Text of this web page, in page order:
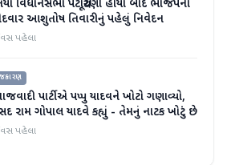
વિધાનસભા પેટાચૂંટણી હાર્યા બાદ ભાજપના
આશુતોષ તિવારીનું પહેલું નિવેદન
પહેલા
પાર્ટીએ પપ્પુ યાદવને ખોટો ગણાવ્યો,
રામ ગોપાલ યાદવે કહ્યું - તેમનું નાટક ખોટું છે
પહેલા